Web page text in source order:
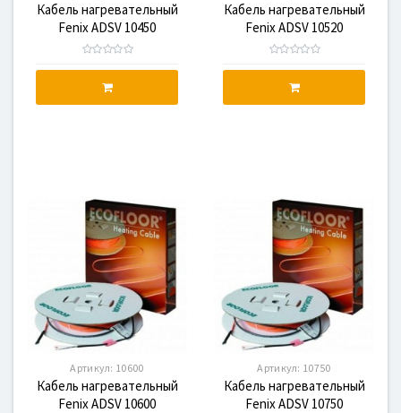
Кабель нагревательный
Fenix ADSV 10450
Кабель нагревательный
Fenix ADSV 10520
Артикул: 10600
Кабель нагревательный
Fenix ADSV 10600
Артикул: 10750
Кабель нагревательный
Fenix ADSV 10750